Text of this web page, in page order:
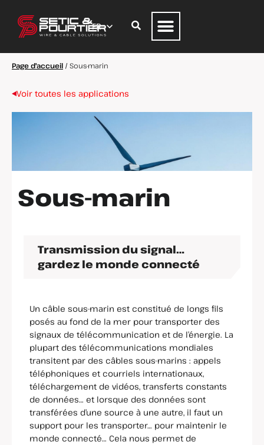
Page d'accueil /Sous-marin
Voir toutes les applications
Sous-marin
Transmission du signal…
gardez le monde connecté
Un câble sous-marin est constitué de longs fils
posés au fond de la mer pour transporter des
signaux de télécommunication et de l’énergie. La
plupart des télécommunications mondiales
transitent par des câbles sous-marins : appels
téléphoniques et courriels internationaux,
téléchargement de vidéos, transferts constants
de données… et lorsque des données sont
transférées d’une source à une autre, il faut un
support pour les transporter… pour maintenir le
monde connecté… Cela nous permet de